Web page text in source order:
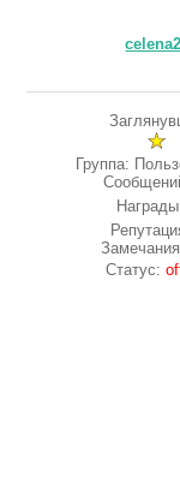
Группа:
Статус: